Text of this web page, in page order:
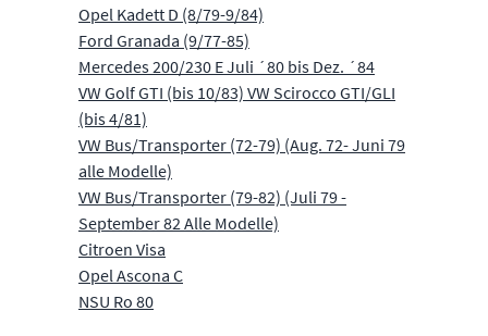
Opel Kadett D (8/79-9/84)
Ford Granada (9/77-85)
Mercedes 200/230 E Juli ´80 bis Dez. ´84
VW Golf GTI (bis 10/83) VW Scirocco GTI/GLI
(bis 4/81)
VW Bus/Transporter (72-79) (Aug. 72- Juni 79
alle Modelle)
VW Bus/Transporter (79-82) (Juli 79 -
September 82 Alle Modelle)
Citroen Visa
Opel Ascona C
NSU Ro 80